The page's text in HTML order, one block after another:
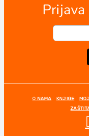
O NAMA KNJIGE